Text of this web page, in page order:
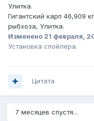
Улитка.
Гигантский карп 46,909
рыбхоза, Улитка.
Изменено 21 февраля,
Установка спойлера.
Цитата
7 месяцев спустя...